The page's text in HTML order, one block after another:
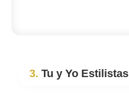
3. Tu y Yo Estilistas